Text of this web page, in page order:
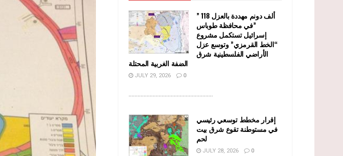
” 118 ألف دونم مهددة بالعزل
في محافظة طوباس”
إسرائيل تستكمل مشروع
“الخط القرمزي” وتوسع عزل
الأراضي الفلسطينية شرق
الضفة الغربية المحتلة
JULY 29, 2026 0
........................................................
إقرار مخطط توسعي رئيسي
في مستوطنة تقوع شرق بيت
لحم
JULY 28, 2026 0